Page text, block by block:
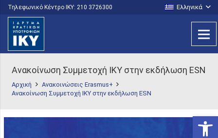
Τηλεφωνικό Κέντρο IKY: 210 3726300 Ελληνικά
Ανακοίνωση Συμμετοχή ΙΚΥ στην εκδήλωση ESN
Αρχική
Ανακοινώσεις Erasmus+
Ανακοίνωση Συμμετοχή ΙΚΥ στην εκδήλωση ESN